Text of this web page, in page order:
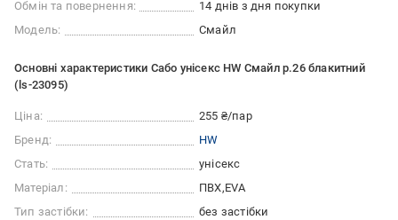
Обмін та повернення:
14 днів з дня покупки
Модель:
Смайл
Основні характеристики Сабо унісекс HW Смайл р.26 блакитний
(ls-23095)
Ціна:
255 ₴/пар
Бренд:
HW
Стать:
унісекс
Матеріал:
ПВХ EVA
Тип застібки:
без застібки